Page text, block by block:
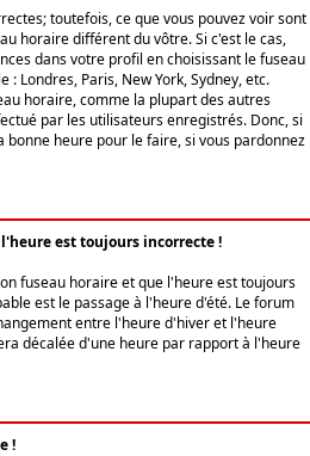
toutefois, ce que vous pouvez voir sont
horaire différent du vôtre. Si c'est le cas,
dans votre profil en choisissant le fuseau
Londres, Paris, New York, Sydney, etc.
horaire, comme la plupart des autres
par les utilisateurs enregistrés. Donc, si
bonne heure pour le faire, si vous pardonnez
est toujours incorrecte !
fuseau horaire et que l'heure est toujours
est le passage à l'heure d'été. Le forum
entre l'heure d'hiver et l'heure
décalée d'une heure par rapport à l'heure
!